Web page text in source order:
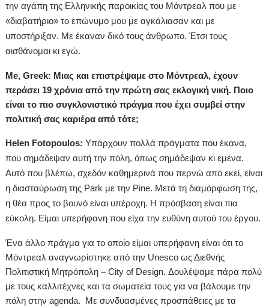
την αγάπη της Ελληνικής παροικίας του Μόντρεαλ που με
«διαβατήριο» το επώνυμο μου με αγκάλιασαν και με
υποστήριξαν. Με έκαναν δικό τους άνθρωπο. Έτσι τους
αισθάνομαι κι εγώ.
Me, Greek: Μιας και επιστρέψαμε στο Μόντρεαλ, έχουν
περάσει 19 χρόνια από την πρώτη σας εκλογική νική. Ποιο
είναι το πιο συγκλονιστικό πράγμα που έχει συμβεί στην
πολιτική σας καριέρα από τότε;
Helen Fotopoulos: Υπάρχουν πολλά πράγματα που έκανα,
που σημάδεψαν αυτή την πόλη, όπως σημάδεψαν κι εμένα.
Αυτό που βλέπω, σχεδόν καθημερινά που περνώ από εκεί, είναι
η διασταύρωση της Park με την Pine. Μετά τη διαμόρφωση της,
η θέα προς το βουνό είναι υπέροχη. Η πρόσβαση είναι πια
εύκολη. Είμαι υπερήφανη που είχα την ευθύνη αυτού του έργου.
Ένα άλλο πράγμα για το οποίο είμαι υπερήφανη είναι ότι το
Μόντρεαλ αναγνωρίστηκε από την Unesco ως Διεθνής
Πολιτιστική Μητρόπολη – City of Design. Δουλέψαμε πάρα πολύ
με τους καλλιτέχνες και τα σωματεία τους για να βάλουμε την
πόλη στην agenda. Με συνδυασμένες προσπάθειες με τα